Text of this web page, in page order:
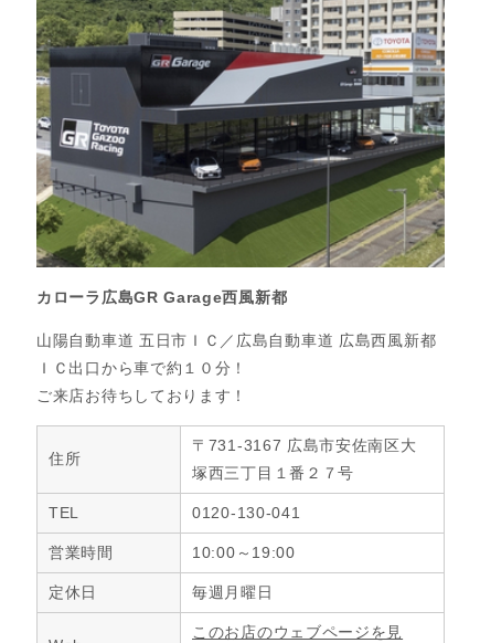
カローラ広島GR Garage西風新都
山陽自動車道 五日市ＩＣ／広島自動車道 広島西風新都
ＩＣ出口から車で約１０分！
ご来店お待ちしております！
住所
〒731-3167 広島市安佐南区大
塚西三丁目１番２７号
TEL 0120-130-041
営業時間 10:00～19:00
定休日 毎週月曜日
このお店のウェブページを見